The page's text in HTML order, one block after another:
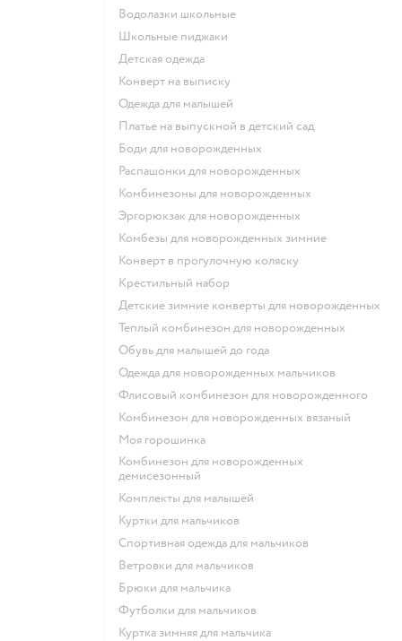
Водолазки школьные
Школьные пиджаки
Детская одежда
Конверт на выписку
Одежда для малышей
Платье на выпускной в детский сад
Боди для новорожденных
Распашонки для новорожденных
Комбинезоны для новорожденных
Эргорюкзак для новорожденных
Комбезы для новорожденных зимние
Конверт в прогулочную коляску
Крестильный набор
Детские зимние конверты для новорожденных
Теплый комбинезон для новорожденных
Обувь для малышей до года
Одежда для новорожденных мальчиков
Флисовый комбинезон для новорожденного
Комбинезон для новорожденных вязаный
Моя горошинка
Комбинезон для новорожденных
демисезонный
Комплекты для малышей
Куртки для мальчиков
Спортивная одежда для мальчиков
Ветровки для мальчиков
Брюки для мальчика
Футболки для мальчиков
Куртка зимняя для мальчика